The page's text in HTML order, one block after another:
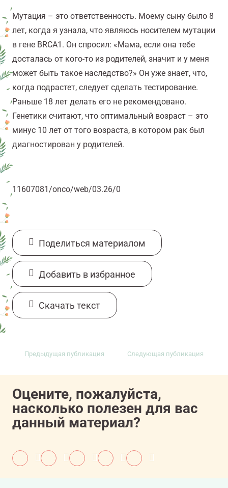
Мутация – это ответственность. Моему сыну было 8
лет, когда я узнала, что являюсь носителем мутации
в гене BRCA1. Он спросил: «Мама, если она тебе
досталась от кого-то из родителей, значит и у меня
может быть такое наследство?» Он уже знает, что,
когда подрастет, следует сделать тестирование.
Раньше 18 лет делать его не рекомендовано.
Генетики считают, что оптимальный возраст – это
минус 10 лет от того возраста, в котором рак был
диагностирован у родителей.
11607081/onco/web/03.26/0
Поделиться материалом
Добавить в избранное
Cкачать текст
Предыдущая публикация Следующая публикация
Оцените, пожалуйста,
насколько полезен для вас
данный материал?